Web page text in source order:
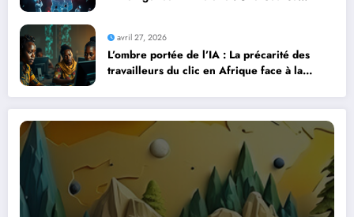
avril 27, 2026
L’ombre portée de l’IA : La précarité des
travailleurs du clic en Afrique face à la